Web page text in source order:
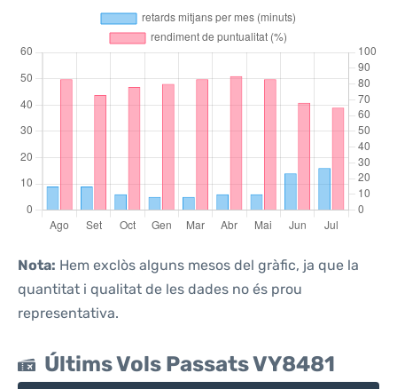
Nota: Hem exclòs alguns mesos del gràfic, ja que la
quantitat i qualitat de les dades no és prou
representativa.
Últims Vols Passats VY8481